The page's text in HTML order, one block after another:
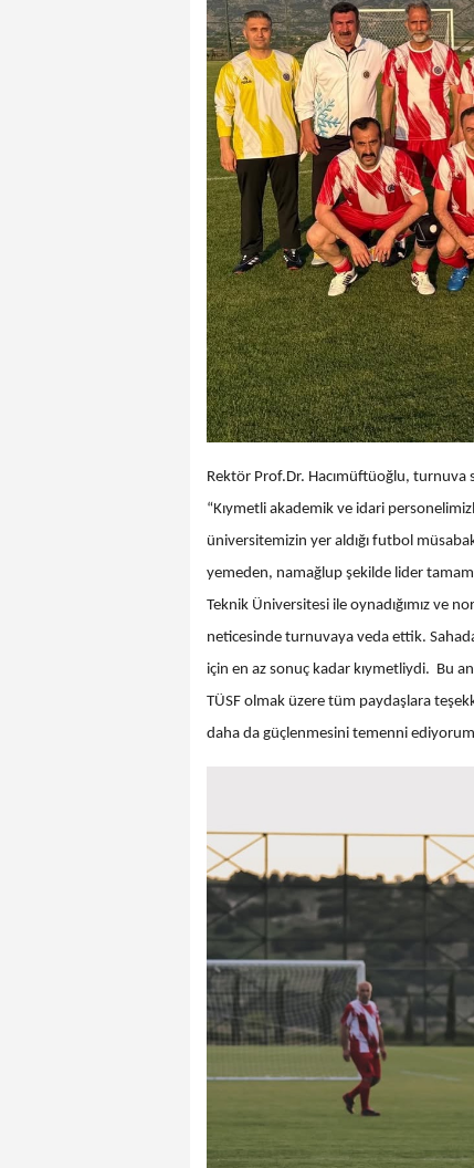
Rektör Prof.Dr. Hacımüftüoğlu,
“Kıymetli akademik ve idari
üniversitemizin yer aldığı futbol
yemeden, namağlup şekilde lider
Teknik Üniversitesi ile oynadığımız ve
neticesinde turnuvaya veda ettik.
için en az sonuç kadar kıymetliydi. Bu
TÜSF olmak üzere tüm paydaşlara
daha da güçlenmesini temenni